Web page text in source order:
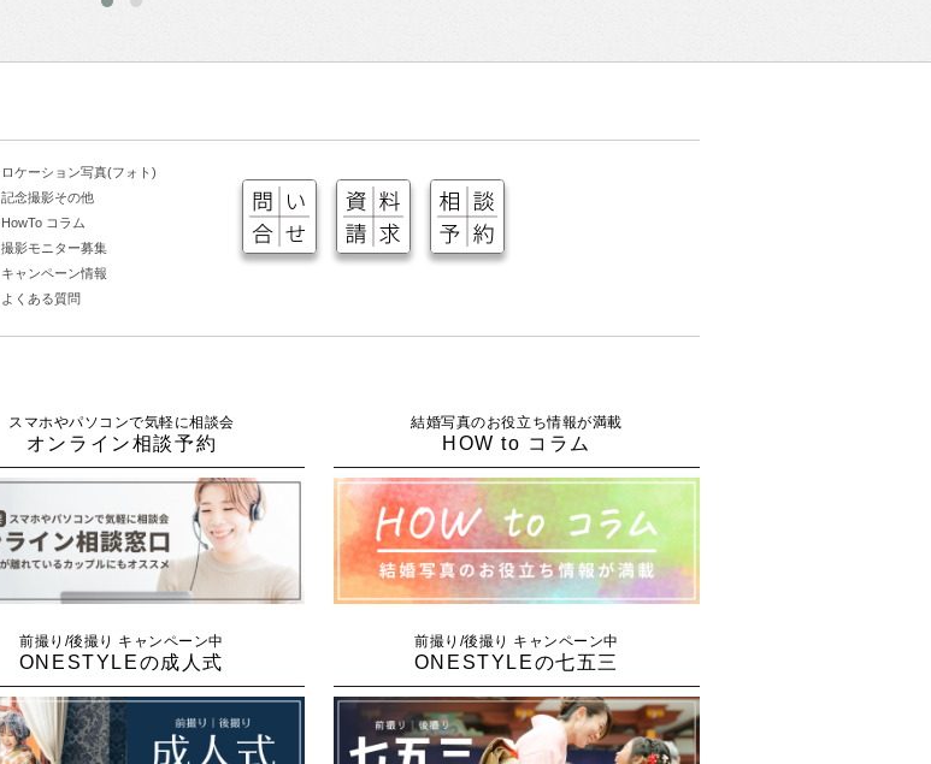
ロケーション写真(フォト)
記念撮影その他
HowTo コラム
撮影モニター募集
キャンペーン情報
よくある質問
スマホやパソコンで気軽に相談会
オンライン相談予約
結婚写真のお役立ち情報が満載
HOW to コラム
前撮り/後撮り キャンペーン中
ONESTYLEの成人式
前撮り/後撮り キャンペーン中
ONESTYLEの七五三